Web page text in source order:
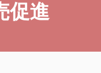
促進